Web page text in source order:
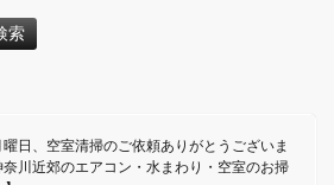
日、空室清掃のご依頼ありがとうございま
川近郊のエアコン・水まわり・空室のお掃